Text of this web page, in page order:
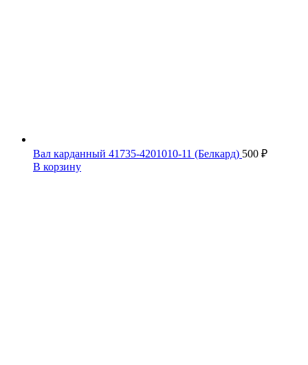
Вал карданный 41735-4201010-11 (Белкард) 500 ₽
В корзину